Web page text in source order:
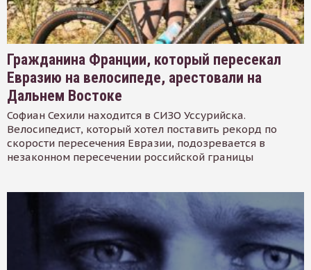
Гражданина Франции, который пересекал
Евразию на велосипеде, арестовали на
Дальнем Востоке
Софиан Сехили находится в СИЗО Уссурийска.
Велосипедист, который хотел поставить рекорд по
скорости пересечения Евразии, подозревается в
незаконном пересечении российской границы